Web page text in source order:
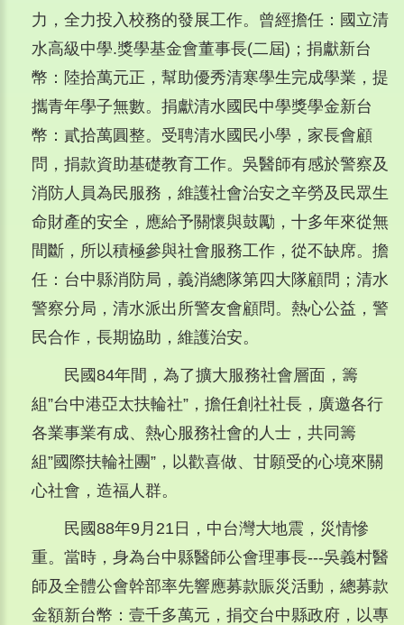
力，全力投入校務的發展工作。曾經擔任：國立清
水高級中學.獎學基金會董事長(二屆)；捐獻新台
幣：陸拾萬元正，幫助優秀清寒學生完成學業，提
攜青年學子無數。捐獻清水國民中學獎學金新台
幣：貳拾萬圓整。受聘清水國民小學，家長會顧
問，捐款資助基礎教育工作。吳醫師有感於警察及
消防人員為民服務，維護社會治安之辛勞及民眾生
命財產的安全，應給予關懷與鼓勵，十多年來從無
間斷，所以積極參與社會服務工作，從不缺席。擔
任：台中縣消防局，義消總隊第四大隊顧問；清水
警察分局，清水派出所警友會顧問。熱心公益，警
民合作，長期協助，維護治安。
民國84年間，為了擴大服務社會層面，籌
組”台中港亞太扶輪社”，擔任創社社長，廣邀各行
各業事業有成、熱心服務社會的人士，共同籌
組”國際扶輪社團”，以歡喜做、甘願受的心境來關
心社會，造福人群。
民國88年9月21日，中台灣大地震，災情慘
重。當時，身為台中縣醫師公會理事長---吳義村醫
師及全體公會幹部率先響應募款賑災活動，總募款
金額新台幣：壹千多萬元，捐交台中縣政府，以專